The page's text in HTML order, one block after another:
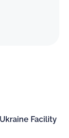
Facility